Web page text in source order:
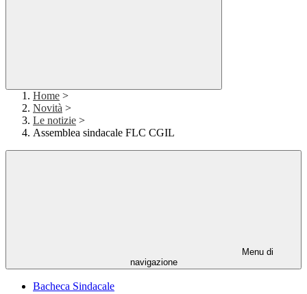
Home >
Novità >
Le notizie >
Assemblea sindacale FLC CGIL
Menu di
navigazione
Bacheca Sindacale